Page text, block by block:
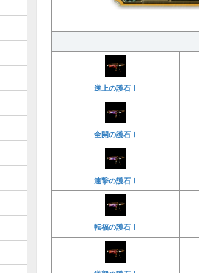
逆上の護石Ⅰ
全開の護石Ⅰ
連撃の護石Ⅰ
転福の護石Ⅰ